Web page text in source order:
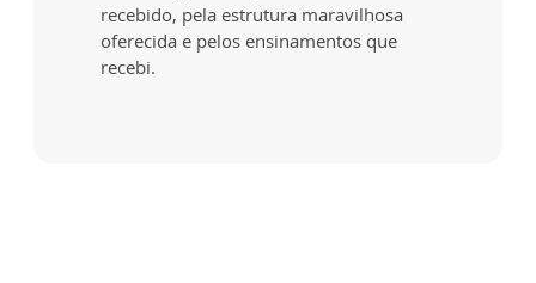
recebido, pela estrutura maravilhosa
oferecida e pelos ensinamentos que
recebi.